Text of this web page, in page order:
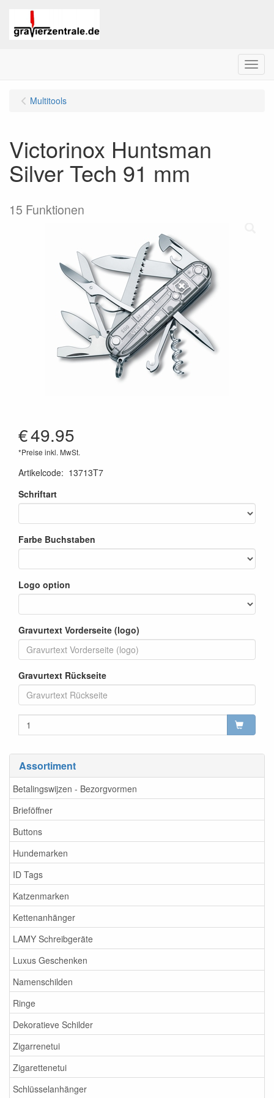
Menu
Assortiment
Betalingswijzen - Bezorgvormen
Brieföffner
Buttons
Hundemarken
ID Tags
Katzenmarken
Kettenanhänger
LAMY Schreibgeräte
Luxus Geschenken
Namenschilden
Ringe
Dekoratieve Schilder
Zigarrenetui
Zigarettenetui
Schlüsselanhänger
Multitools
Victorinox Huntsman
Silver Tech 91 mm
15 Funktionen
€49.95
*Preise inkl. MwSt.
Artikelcode: 13713T7
Schriftart
Farbe Buchstaben
Logo option
Gravurtext Vorderseite (logo)
Gravurtext Rückseite